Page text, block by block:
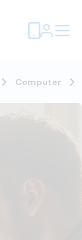
Computer